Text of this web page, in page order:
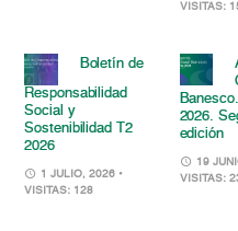
VISITAS:
Boletín de
Responsabilidad
Social y
Sostenibilidad T2
2026
1 JULIO, 2026 •
VISITAS: 128
2026.
edición
19
VISITAS: